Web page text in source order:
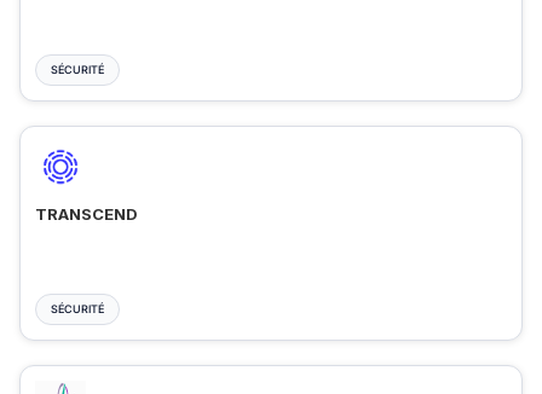
SÉCURITÉ
TRANSCEND
SÉCURITÉ